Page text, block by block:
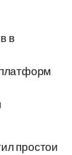
в
простои